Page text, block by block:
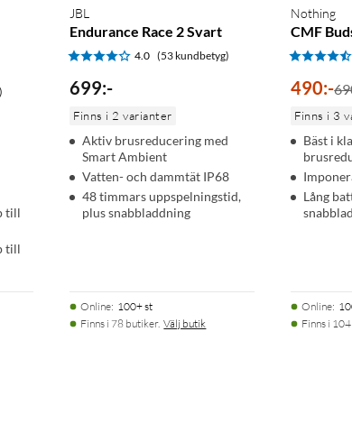
till
till
JBL
Endurance Race 2 Svart
4.0 (53 kundbetyg)
699:-
Finns i 2 varianter
Aktiv brusreducering med
Smart Ambient
Vatten- och dammtät IP68
48 timmars uppspelningstid,
plus snabbladdning
Online: 100+ st
Finns i 78 butiker. Välj butik
Nothing
CMF
490:-
Finns i 3
Bäst i
Lång
Online:
Finns i